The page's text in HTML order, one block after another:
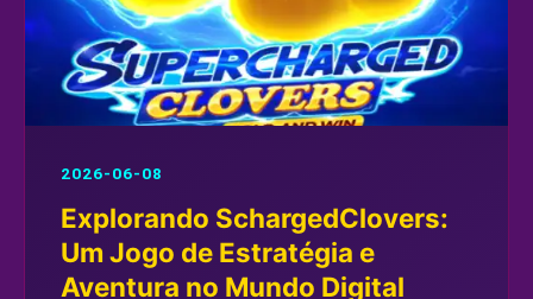
2026-06-08
Explorando SchargedClovers:
Um Jogo de Estratégia e
Aventura no Mundo Digital